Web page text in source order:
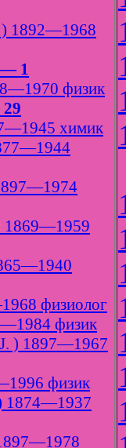
) 1892—1968
1
физик
химик
1869—1959
физиолог
физик
) 1897—1967
физик
1874—1937